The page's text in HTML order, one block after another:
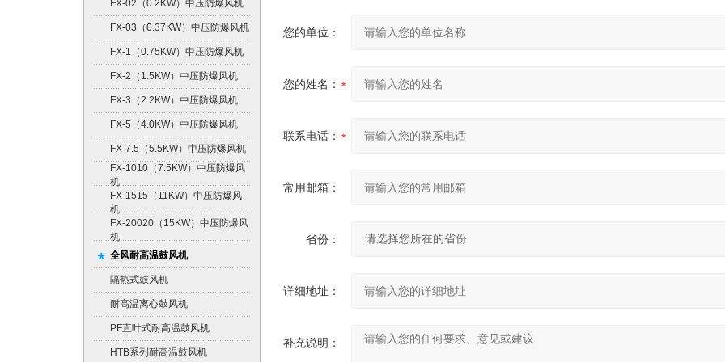
FX-02（0.2KW）中压防爆风机
FX-03（0.37KW）中压防爆风机
FX-1（0.75KW）中压防爆风机
FX-2（1.5KW）中压防爆风机
FX-3（2.2KW）中压防爆风机
FX-5（4.0KW）中压防爆风机
FX-7.5（5.5KW）中压防爆风机
FX-1010（7.5KW）中压防爆风
机
FX-1515（11KW）中压防爆风
机
FX-20020（15KW）中压防爆风
机
全风耐高温鼓风机
隔热式鼓风机
耐高温离心鼓风机
PF直叶式耐高温鼓风机
HTB系列耐高温鼓风机
您的单位：
您的姓名：
联系电话：
常用邮箱：
省份：
详细地址：
补充说明：